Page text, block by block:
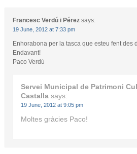
Francesc Verdú i Pérez says:
19 June, 2012 at 7:33 pm
Enhorabona per la tasca que esteu fent des
Endavant!
Paco Verdú
Servei Municipal de Patrimoni
Castalla says:
19 June, 2012 at 9:05 pm
Moltes gràcies Paco!